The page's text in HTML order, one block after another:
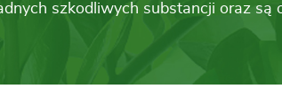
szkodliwych substancji oraz są